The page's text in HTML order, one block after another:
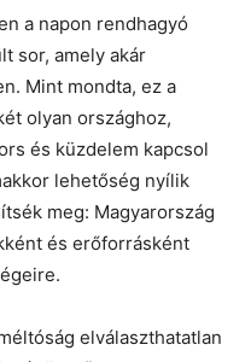
a napon rendhagyó
sor, amely akár
Mint mondta, ez a
olyan országhoz,
és küzdelem kapcsol
lehetőség nyílik
meg: Magyarország
és erőforrásként
elválaszthatatlan